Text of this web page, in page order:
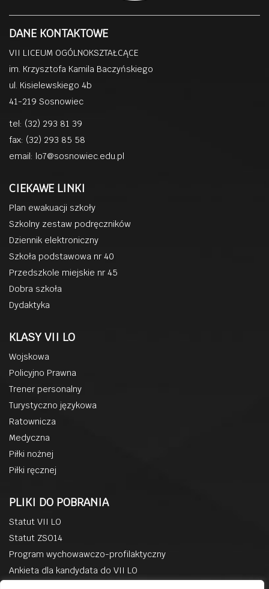
DANE KONTAKTOWE
VII LICEUM OGÓLNOKSZTAŁCĄCE
im. Krzysztofa Kamila Baczyńskiego
ul. Kisielewskiego 4b
41-219 Sosnowiec
tel: (32) 293 81 39
fax: (32) 293 85 58
email: lo7@sosnowiec.edu.pl
CIEKAWE LINKI
Plan ewakuacji szkoły
Szkolny zestaw podręczników
Dziennik elektroniczny
Szkoła podstawowa nr 40
Przedszkole miejskie nr 45
Dobra szkoła
Dydaktyka
KLASY VII LO
Wojskowa
Policyjno Prawna
Trener personalny
Turystyczno językowa
Ratownicza
Medyczna
Piłki nożnej
Piłki ręcznej
PLIKI DO POBRANIA
Statut VII LO
Statut ZSO14
Program wychowawczo-profilaktyczny
Ankieta dla kandydata do VII LO